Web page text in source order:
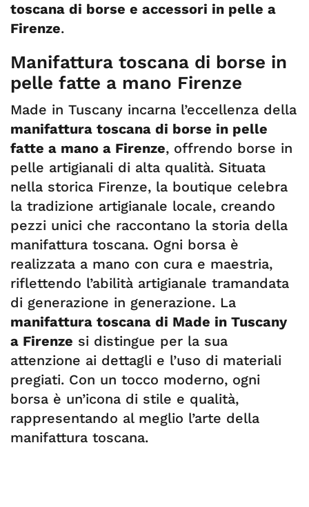
toscana di borse e accessori in pelle a
Firenze.
Manifattura toscana di borse in
pelle fatte a mano Firenze
Made in Tuscany incarna l’eccellenza della
manifattura toscana di borse in pelle
fatte a mano a Firenze, offrendo borse in
pelle artigianali di alta qualità. Situata
nella storica Firenze, la boutique celebra
la tradizione artigianale locale, creando
pezzi unici che raccontano la storia della
manifattura toscana. Ogni borsa è
realizzata a mano con cura e maestria,
riflettendo l’abilità artigianale tramandata
di generazione in generazione. La
manifattura toscana di Made in Tuscany
a Firenze si distingue per la sua
attenzione ai dettagli e l’uso di materiali
pregiati. Con un tocco moderno, ogni
borsa è un’icona di stile e qualità,
rappresentando al meglio l’arte della
manifattura toscana.